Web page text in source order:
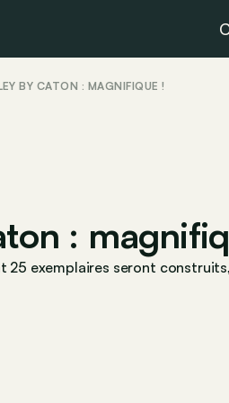
BY CATON : MAGNIFIQUE !
:
25 exemplaires seront